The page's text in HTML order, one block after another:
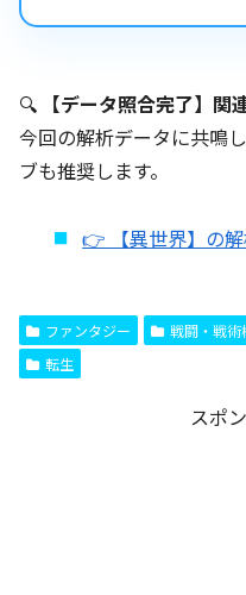
🔍 【データ照合完了】
今回の解析データに共鳴
ブも推奨します。
👉 【異世界】の
ファンタジー 戦闘・戦術
転生
スポ